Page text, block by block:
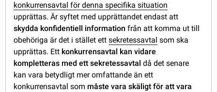
konkurrensavtal för denna specifika situation
upprättas. Är syftet med upprättandet endast att
skydda konfidentiell information från att komma ut till
obehöriga är det i stället ettsekretessavtal som ska
upprättas. Ett konkurrensavtal kan vidare
kompletteras med ett sekretessavtal då det senare
kan vara betydligt mer omfattande än ett
konkurrensavtal som måste vara skäligt för att vara